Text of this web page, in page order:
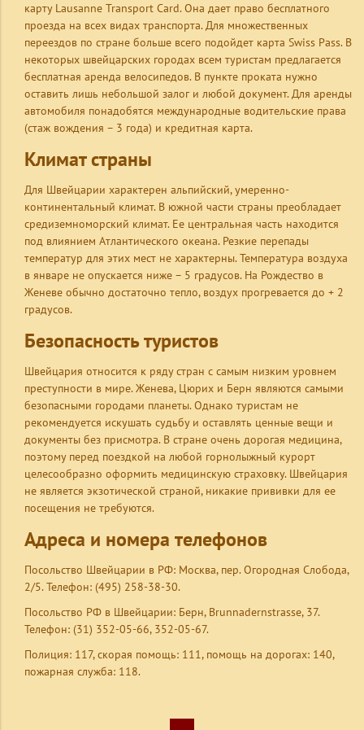
карту Lausanne Transport Card. Она дает право бесплатного
проезда на всех видах транспорта. Для множественных
переездов по стране больше всего подойдет карта Swiss Pass. В
некоторых швейцарских городах всем туристам предлагается
бесплатная аренда велосипедов. В пункте проката нужно
оставить лишь небольшой залог и любой документ. Для аренды
автомобиля понадобятся международные водительские права
(стаж вождения – 3 года) и кредитная карта.
Климат страны
Для Швейцарии характерен альпийский, умеренно-
континентальный климат. В южной части страны преобладает
средиземноморский климат. Ее центральная часть находится
под влиянием Атлантического океана. Резкие перепады
температур для этих мест не характерны. Температура воздуха
в январе не опускается ниже – 5 градусов. На Рождество в
Женеве обычно достаточно тепло, воздух прогревается до + 2
градусов.
Безопасность туристов
Швейцария относится к ряду стран с самым низким уровнем
преступности в мире. Женева, Цюрих и Берн являются самыми
безопасными городами планеты. Однако туристам не
рекомендуется искушать судьбу и оставлять ценные вещи и
документы без присмотра. В стране очень дорогая медицина,
поэтому перед поездкой на любой горнолыжный курорт
целесообразно оформить медицинскую страховку. Швейцария
не является экзотической страной, никакие прививки для ее
посещения не требуются.
Адреса и номера телефонов
Посольство Швейцарии в РФ: Москва, пер. Огородная Слобода,
2/5. Телефон: (495) 258-38-30.
Посольство РФ в Швейцарии: Берн, Brunnadernstrasse, 37.
Телефон: (31) 352-05-66, 352-05-67.
Полиция: 117, скорая помощь: 111, помощь на дорогах: 140,
пожарная служба: 118.